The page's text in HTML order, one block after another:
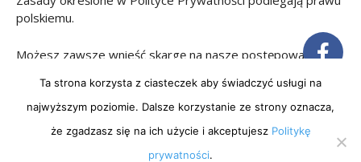
polskiemu.
Możesz zawsze wnieść skargę na nasze postępowanie z
Urzędu Ochrony Danych Osobowych.
Ta strona korzysta z ciasteczek aby świadczyć usługi na
najwyższym poziomie. Dalsze korzystanie ze strony oznacza,
że zgadzasz się na ich użycie i akceptujesz Politykę
prywatności.